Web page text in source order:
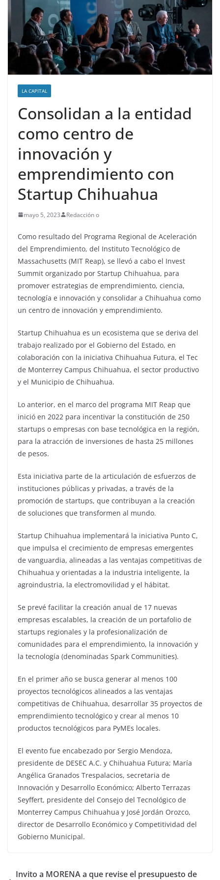
LA CAPITAL
Consolidan a la entidad
como centro de
innovación y
emprendimiento con
Startup Chihuahua
mayo 5, 2023 Redacción o
Como resultado del Programa Regional de Aceleración
del Emprendimiento, del Instituto Tecnológico de
Massachusetts (MIT Reap), se llevó a cabo el Invest
Summit organizado por Startup Chihuahua, para
promover estrategias de emprendimiento, ciencia,
tecnología e innovación y consolidar a Chihuahua como
un centro de innovación y emprendimiento.
Startup Chihuahua es un ecosistema que se deriva del
trabajo realizado por el Gobierno del Estado, en
colaboración con la iniciativa Chihuahua Futura, el Tec
de Monterrey Campus Chihuahua, el sector productivo
y el Municipio de Chihuahua.
Lo anterior, en el marco del programa MIT Reap que
inició en 2022 para incentivar la constitución de 250
startups o empresas con base tecnológica en la región,
para la atracción de inversiones de hasta 25 millones
de pesos.
Esta iniciativa parte de la articulación de esfuerzos de
instituciones públicas y privadas, a través de la
promoción de startups, que contribuyan a la creación
de soluciones que transformen al mundo.
Startup Chihuahua implementará la iniciativa Punto C,
que impulsa el crecimiento de empresas emergentes
de vanguardia, alineadas a las ventajas competitivas de
Chihuahua y orientadas a la industria inteligente, la
agroindustria, la electromovilidad y el hábitat.
Se prevé facilitar la creación anual de 17 nuevas
empresas escalables, la creación de un portafolio de
startups regionales y la profesionalización de
comunidades para el emprendimiento, la innovación y
la tecnología (denominadas Spark Communities).
En el primer año se busca generar al menos 100
proyectos tecnológicos alineados a las ventajas
competitivas de Chihuahua, desarrollar 35 proyectos de
emprendimiento tecnológico y crear al menos 10
productos tecnológicos para PyMEs locales.
El evento fue encabezado por Sergio Mendoza,
presidente de DESEC A.C. y Chihuahua Futura; María
Angélica Granados Trespalacios, secretaria de
Innovación y Desarrollo Económico; Alberto Terrazas
Seyffert, presidente del Consejo del Tecnológico de
Monterrey Campus Chihuahua y José Jordán Orozco,
director de Desarrollo Económico y Competitividad del
Gobierno Municipal.
Invito a MORENA a que revise el presupuesto de